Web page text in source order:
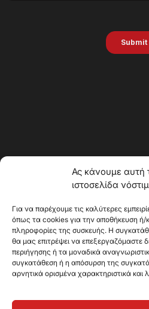
Ας κάνουμε αυτή
ιστοσελίδα
Για να παρέχουμε τις καλύτερες
όπως τα cookies για την αποθήκευση ή/
πληροφορίες της συσκευής. Η
θα μας επιτρέψει να επεξεργαζόμαστε
περιήγησης ή τα μοναδικά
συγκατάθεση ή η απόσυρση της
αρνητικά ορισμένα χαρακτηριστικά και
@2025 Vertitech. Όλα τα
Πολιτική